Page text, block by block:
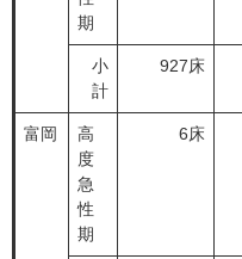
期
小
計
927床
富岡
高
度
急
性
期
6床